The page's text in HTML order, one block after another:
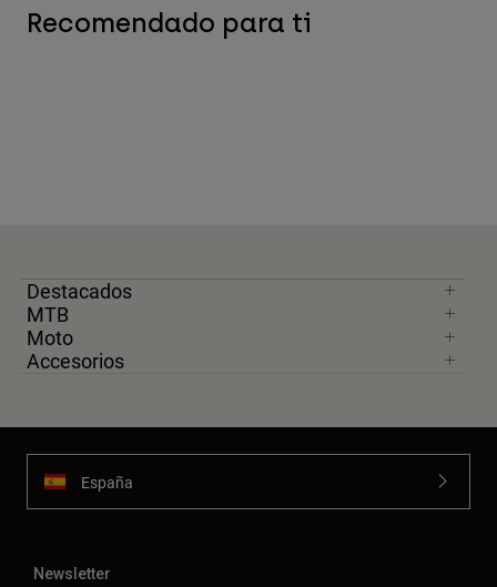
Recomendado para ti
Destacados
MTB
Moto
Accesorios
España
Newsletter